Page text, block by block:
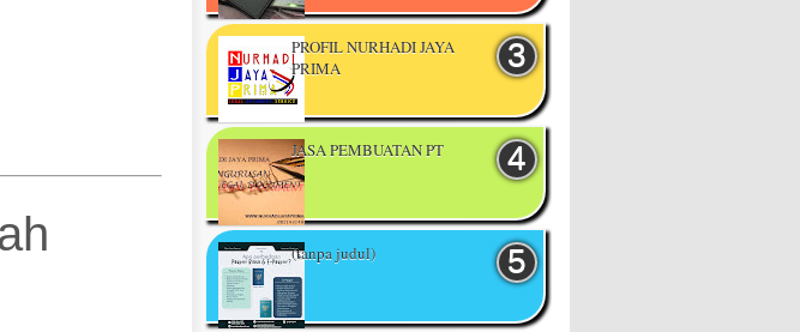
PROFIL NURHADI JAYA
PRIMA
JASA PEMBUATAN PT
(tanpa judul)